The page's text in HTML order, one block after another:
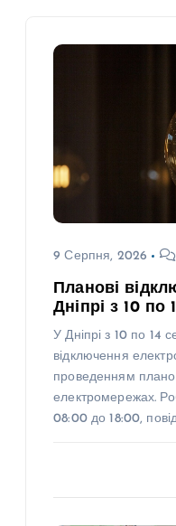
9 Серпня, 2026
Планові
Дніпрі з 10 по
У Дніпрі з 10 по 14
відключення
проведенням
електромережах.
08:00 до 18:00,